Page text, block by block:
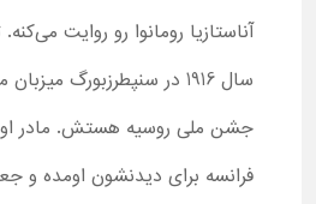
آناستازیا رومانوا رو روایت
سال 1916 در سنپطرزبورگ
جشن ملی روسیه هستش. مادر او،
فرانسه برای دیدنشون اومده و